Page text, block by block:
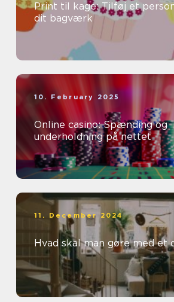
Print til kage: Tilføj et
dit bagværk
10. February 2025
Online casino: Spænding og
underholdning på nettet
11. December 2024
Hvad skal man gøre med et